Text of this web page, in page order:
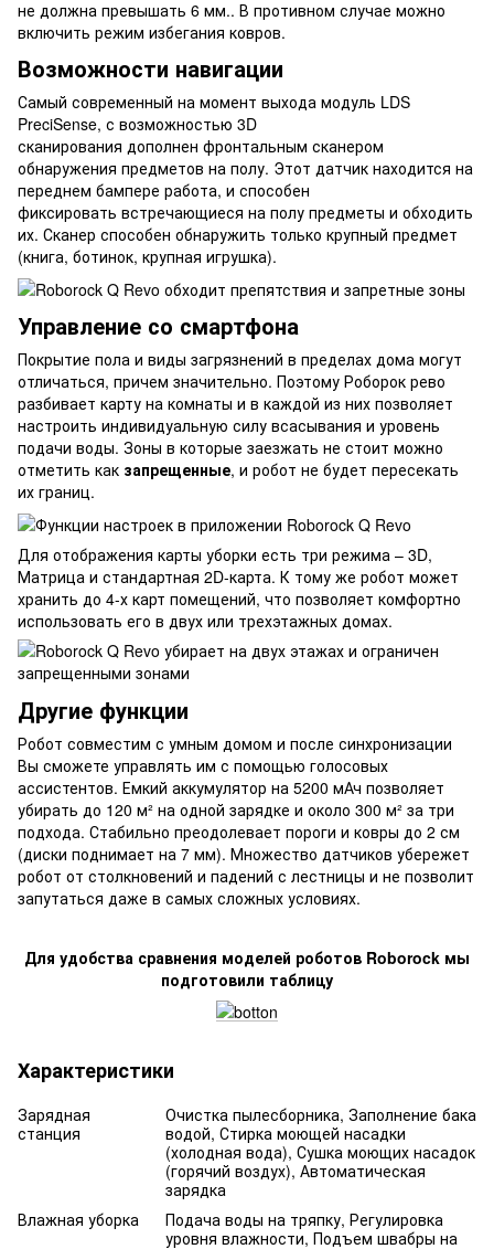
не должна превышать 6 мм.. В противном случае можно
включить режим избегания ковров.
Возможности навигации
Самый современный на момент выхода модуль LDS
PreciSense, с возможностью 3D
сканирования дополнен фронтальным сканером
обнаружения предметов на полу. Этот датчик находится на
переднем бампере работа, и способен
фиксировать встречающиеся на полу предметы и обходить
их. Сканер способен обнаружить только крупный предмет
(книга, ботинок, крупная игрушка).
Управление со смартфона
Покрытие пола и виды загрязнений в пределах дома могут
отличаться, причем значительно. Поэтому Роборок рево
разбивает карту на комнаты и в каждой из них позволяет
настроить индивидуальную силу всасывания и уровень
подачи воды. Зоны в которые заезжать не стоит можно
отметить как запрещенные, и робот не будет пересекать
их границ.
Для отображения карты уборки есть три режима – 3D,
Матрица и стандартная 2D-карта. К тому же робот может
хранить до 4-х карт помещений, что позволяет комфортно
использовать его в двух или трехэтажных домах.
Другие функции
Робот совместим с умным домом и после синхронизации
Вы сможете управлять им с помощью голосовых
ассистентов. Емкий аккумулятор на 5200 мАч позволяет
убирать до 120 м² на одной зарядке и около 300 м² за три
подхода. Стабильно преодолевает пороги и ковры до 2 см
(диски поднимает на 7 мм). Множество датчиков убережет
робот от столкновений и падений с лестницы и не позволит
запутаться даже в самых сложных условиях.
Для удобства сравнения моделей роботов Roborock мы
подготовили таблицу
Характеристики
Зарядная
станция
Очистка пылесборника, Заполнение бака
водой, Стирка моющей насадки
(холодная вода), Сушка моющих насадок
(горячий воздух), Автоматическая
зарядка
Влажная уборка
Подача воды на тряпку, Регулировка
уровня влажности, Подъем швабры на